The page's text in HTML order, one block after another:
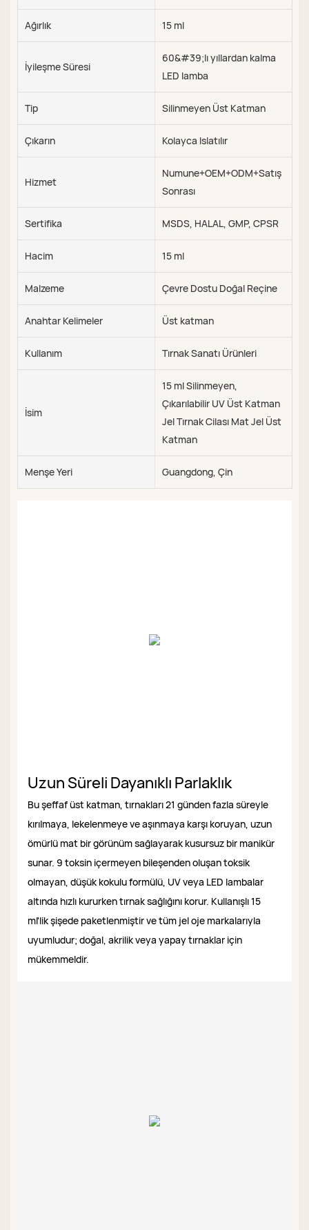
Ağırlık 15 ml
İyileşme Süresi
60&#39;lı yıllardan kalma
LED lamba
Tip Silinmeyen Üst Katman
Çıkarın Kolayca Islatılır
Hizmet
Numune+OEM+ODM+Satış
Sonrası
Sertifika MSDS, HALAL, GMP, CPSR
Hacim 15 ml
Malzeme Çevre Dostu Doğal Reçine
Anahtar Kelimeler Üst katman
Kullanım Tırnak Sanatı Ürünleri
İsim
15 ml Silinmeyen,
Çıkarılabilir UV Üst Katman
Jel Tırnak Cilası Mat Jel Üst
Katman
Menşe Yeri Guangdong, Çin
Uzun Süreli Dayanıklı Parlaklık
Bu şeffaf üst katman, tırnakları 21 günden fazla süreyle
kırılmaya, lekelenmeye ve aşınmaya karşı koruyan, uzun
ömürlü mat bir görünüm sağlayarak kusursuz bir manikür
sunar. 9 toksin içermeyen bileşenden oluşan toksik
olmayan, düşük kokulu formülü, UV veya LED lambalar
altında hızlı kururken tırnak sağlığını korur. Kullanışlı 15
ml'lik şişede paketlenmiştir ve tüm jel oje markalarıyla
uyumludur; doğal, akrilik veya yapay tırnaklar için
mükemmeldir.